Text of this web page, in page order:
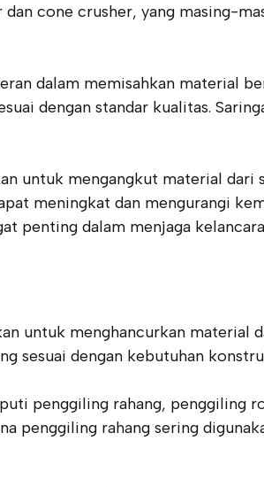
cone crusher, yang masing-
dalam memisahkan material
dengan standar kualitas.
untuk mengangkut material
meningkat dan mengurangi
penting dalam menjaga
untuk menghancurkan material
sesuai dengan kebutuhan
penggiling rahang, penggiling
penggiling rahang sering